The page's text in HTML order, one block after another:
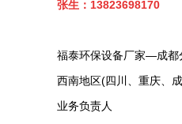
张生：13823698170
福泰环保设备厂家—成都
西南地区(四川、重庆、
业务负责人